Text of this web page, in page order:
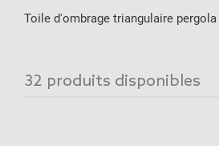
Toile d'ombrage triangulaire pergola
32 produits disponibles